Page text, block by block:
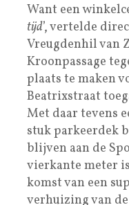
Want een
tijd’, vertelde
Vreugdenhil van
Kroonpassage
plaats te maken
Beatrixstraat
Met daar tevens
stuk parkeerdek
blijven aan de
vierkante meter
komst van een
verhuizing van